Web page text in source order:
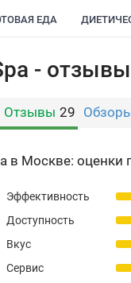
ЕДА
- отзывы
Отзывы 29
в Москве:
Эффективность
Доступность
Вкус
Сервис